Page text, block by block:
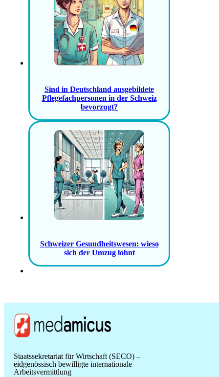
Sind in Deutschland ausgebildete
Pflegefachpersonen in der Schweiz
bevorzugt?
Schweizer Gesundheitswesen: wieso
sich der Umzug lohnt
Staatssekretariat für Wirtschaft (SECO) –
eidgenössisch bewilligte internationale
Arbeitsvermittlung